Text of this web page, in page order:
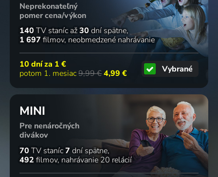
Neprekonateľný
pomer cena/výkon
140 TV staníc až30 dní spätne
1 697 filmov neobmedzené nahrávanie
10 dní za 1 €
potom 1. mesiac9,99 €4,99 € Vybrané
MINI
Pre nenáročných
divákov
70 TV staníc7 dní spätne
492 filmov nahrávanie 20 relácií